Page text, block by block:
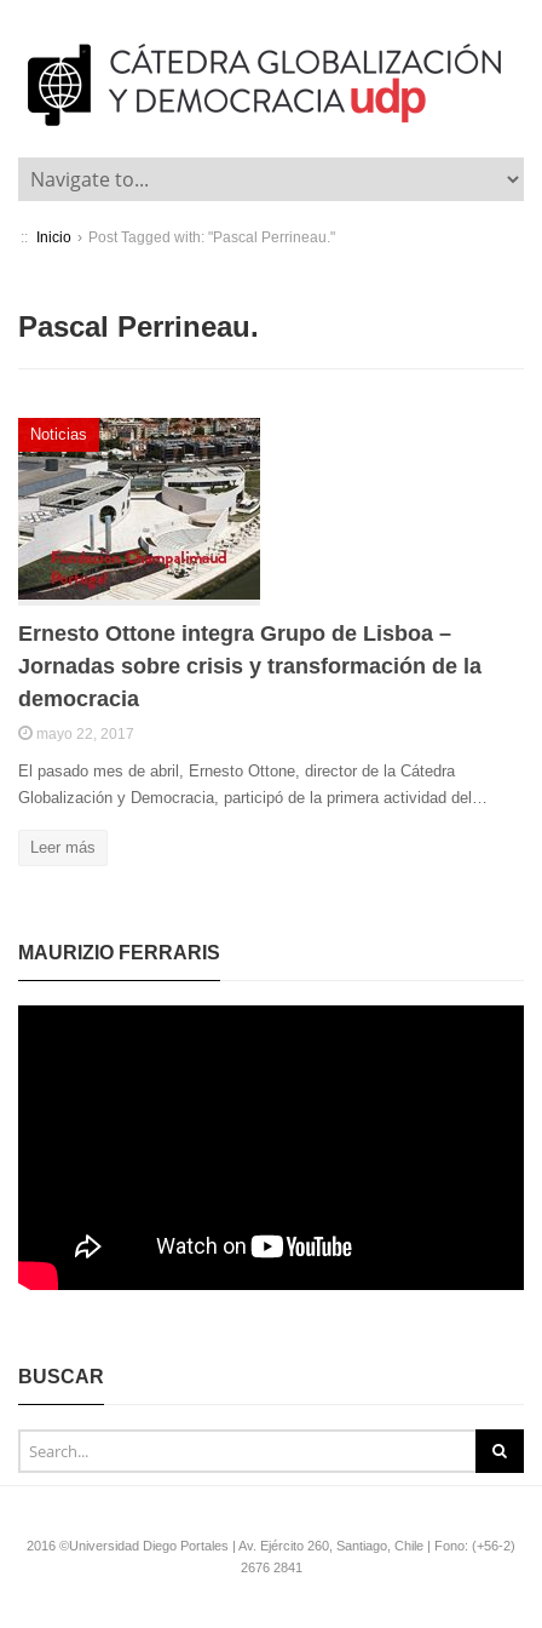
:: Inicio › Post Tagged with: "Pascal Perrineau."
Pascal Perrineau.
Noticias
Ernesto Ottone integra Grupo de Lisboa –
Jornadas sobre crisis y transformación de la
democracia
mayo 22, 2017
El pasado mes de abril, Ernesto Ottone, director de la Cátedra
Globalización y Democracia, participó de la primera actividad del…
Leer más
MAURIZIO FERRARIS
BUSCAR
2016 ©Universidad Diego Portales | Av. Ejército 260, Santiago, Chile | Fono: (+56-2)
2676 2841